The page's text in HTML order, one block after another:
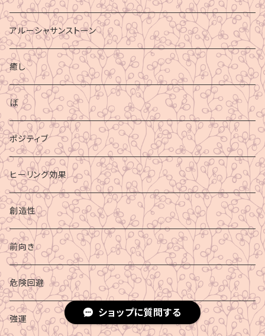
アルーシャサンストーン
癒し
ぼ
ポジティブ
ヒーリング効果
創造性
前向き
危険回避
強運
ショップに質問する